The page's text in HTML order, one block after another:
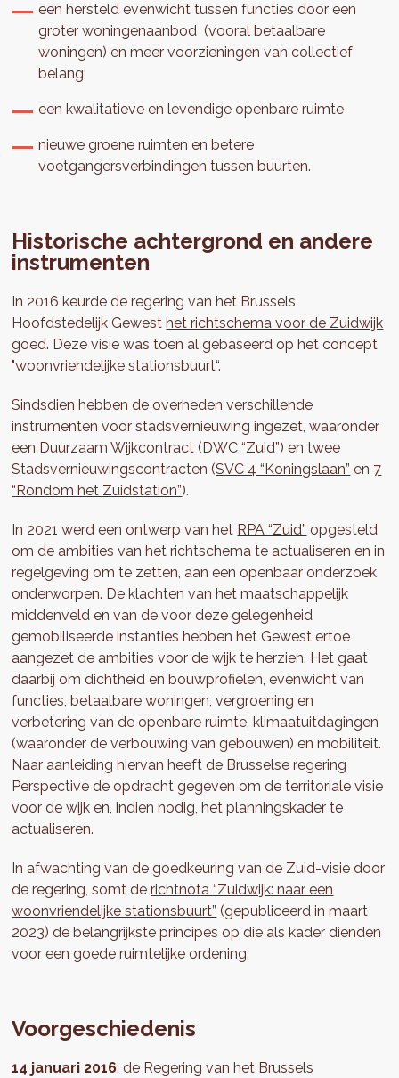
een hersteld evenwicht tussen functies door een
groter woningenaanbod (vooral betaalbare
woningen) en meer voorzieningen van collectief
belang;
een kwalitatieve en levendige openbare ruimte
nieuwe groene ruimten en betere
voetgangersverbindingen tussen buurten.
Historische achtergrond en andere
instrumenten
In 2016 keurde de regering van het Brussels
Hoofdstedelijk Gewest het richtschema voor de Zuidwijk
goed. Deze visie was toen al gebaseerd op het concept
"woonvriendelijke stationsbuurt“.
Sindsdien hebben de overheden verschillende
instrumenten voor stadsvernieuwing ingezet, waaronder
een Duurzaam Wijkcontract (DWC “Zuid”) en twee
Stadsvernieuwingscontracten (SVC 4 “Koningslaan” en 7
“Rondom het Zuidstation”).
In 2021 werd een ontwerp van het RPA “Zuid” opgesteld
om de ambities van het richtschema te actualiseren en in
regelgeving om te zetten, aan een openbaar onderzoek
onderworpen. De klachten van het maatschappelijk
middenveld en van de voor deze gelegenheid
gemobiliseerde instanties hebben het Gewest ertoe
aangezet de ambities voor de wijk te herzien. Het gaat
daarbij om dichtheid en bouwprofielen, evenwicht van
functies, betaalbare woningen, vergroening en
verbetering van de openbare ruimte, klimaatuitdagingen
(waaronder de verbouwing van gebouwen) en mobiliteit.
Naar aanleiding hiervan heeft de Brusselse regering
Perspective de opdracht gegeven om de territoriale visie
voor de wijk en, indien nodig, het planningskader te
actualiseren.
In afwachting van de goedkeuring van de Zuid-visie door
de regering, somt derichtnota “Zuidwijk: naar een
woonvriendelijke stationsbuurt” (gepubliceerd in maart
2023) de belangrijkste principes op die als kader dienden
voor een goede ruimtelijke ordening.
Voorgeschiedenis
14 januari 2016: de Regering van het Brussels